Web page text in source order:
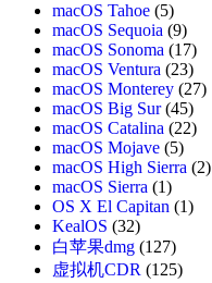
macOS Tahoe (5)
macOS Sequoia (9)
macOS Sonoma (17)
macOS Ventura (23)
macOS Monterey (27)
macOS Big Sur(45)
macOS Catalina (22)
macOS Mojave (5)
macOS High Sierra (2)
macOS Sierra (1)
OS X El Capitan (1)
KealOS (32)
白苹果dmg (127)
虚拟机CDR (125)